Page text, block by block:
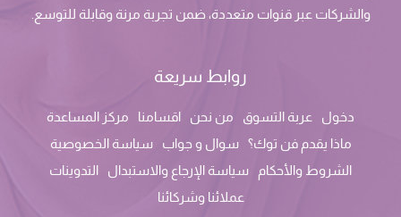
والشركات عبر قنوات متعددة، ضمن تجربة مرنة وقابلة للتوسع.
روابط سريعة
دخول عربة التسوق من نحن اقسامنا
مركز المساعدة
ماذا يقدم فن توك؟
سوال و جواب
سياسة الخصوصية
الشروط والأحكام
سياسة الإرجاع والاستبدال
التدوينات
عملائنا وشركائنا